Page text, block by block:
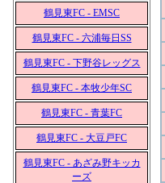
鶴見東FC - EMSC
鶴見東FC - 六浦毎日SS
鶴見東FC - 下野谷レッグス
鶴見東FC - 本牧少年SC
鶴見東FC - 青葉FC
鶴見東FC - 大豆戸FC
鶴見東FC - あざみ野キッカ
ーズ